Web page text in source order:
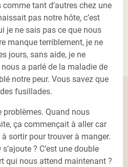
tant d’autres chez une
pas notre hôte, c’est
je ne sais pas ce que nous
manque terriblement, je ne
jours, sans aide, je ne
a parlé de la maladie de
notre peur. Vous savez que
fusillades.
Quand nous
ça commençait à aller car
sortir pour trouver à manger.
? C’est une double
qui nous attend maintenant ?